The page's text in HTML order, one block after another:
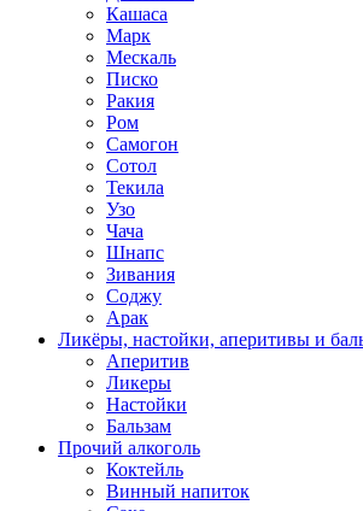
Кашаса
Марк
Мескаль
Писко
Ракия
Ром
Самогон
Сотол
Текила
Узо
Чача
Шнапс
Зивания
Соджу
Арак
Ликёры, настойки, аперитивы и
Аперитив
Ликеры
Настойки
Бальзам
Прочий алкоголь
Коктейль
Винный напиток